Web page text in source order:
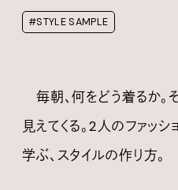
#STYLE SAMPLE
毎朝、何をどう着るか。
見えてくる。2人のファッ
学ぶ、スタイルの作り方。